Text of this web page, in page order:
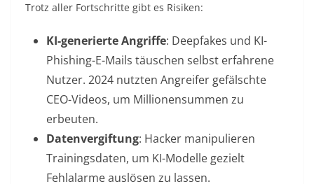
Trotz aller Fortschritte gibt es Risiken:
KI-generierte Angriffe: Deepfakes und KI-
Phishing-E-Mails täuschen selbst erfahrene
Nutzer. 2024 nutzten Angreifer gefälschte
CEO-Videos, um Millionensummen zu
erbeuten.
Datenvergiftung: Hacker manipulieren
Trainingsdaten, um KI-Modelle gezielt
Fehlalarme auslösen zu lassen.